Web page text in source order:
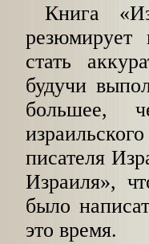
Книга
резюмирует
стать
будучи
большее,
писателя
Израиля»,
было
это время.